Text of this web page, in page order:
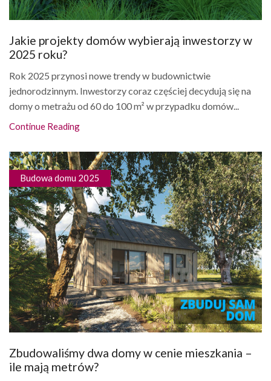
Jakie projekty domów wybierają inwestorzy w
2025 roku?
Rok 2025 przynosi nowe trendy w budownictwie
jednorodzinnym. Inwestorzy coraz częściej decydują się na
domy o metrażu od 60 do 100 m² w przypadku domów...
Continue Reading
Budowa domu 2025
Zbudowaliśmy dwa domy w cenie mieszkania –
ile mają metrów?